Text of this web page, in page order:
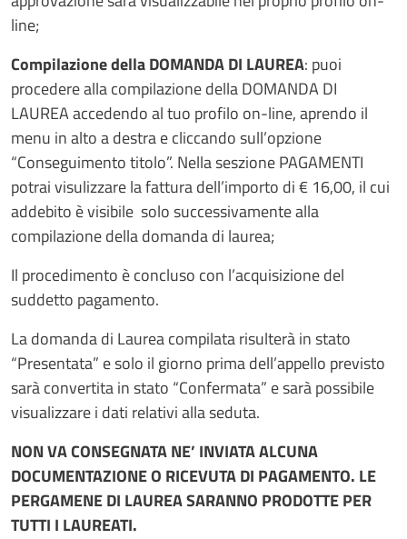
line;
Compilazione della DOMANDA DI LAUREA: puoi
procedere alla compilazione della DOMANDA DI
LAUREA accedendo al tuo profilo on-line, aprendo il
menu in alto a destra e cliccando sull’opzione
“Conseguimento titolo”. Nella seszione PAGAMENTI
potrai visulizzare la fattura dell’importo di € 16,00, il cui
addebito è visibile solo successivamente alla
compilazione della domanda di laurea;
Il procedimento è concluso con l’acquisizione del
suddetto pagamento.
La domanda di Laurea compilata risulterà in stato
“Presentata” e solo il giorno prima dell’appello previsto
sarà convertita in stato “Confermata” e sarà possibile
visualizzare i dati relativi alla seduta.
NON VA CONSEGNATA NE’ INVIATA ALCUNA
DOCUMENTAZIONE O RICEVUTA DI PAGAMENTO. LE
PERGAMENE DI LAUREA SARANNO PRODOTTE PER
TUTTI I LAUREATI.